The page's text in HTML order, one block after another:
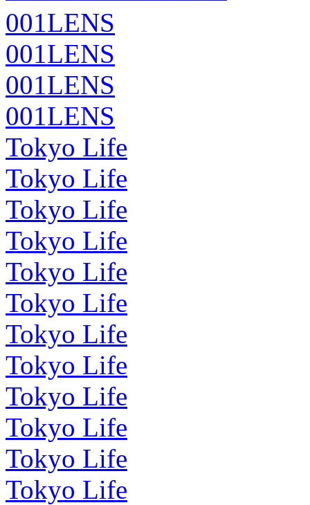
001LENS
001LENS
001LENS
001LENS
Tokyo Life
Tokyo Life
Tokyo Life
Tokyo Life
Tokyo Life
Tokyo Life
Tokyo Life
Tokyo Life
Tokyo Life
Tokyo Life
Tokyo Life
Tokyo Life